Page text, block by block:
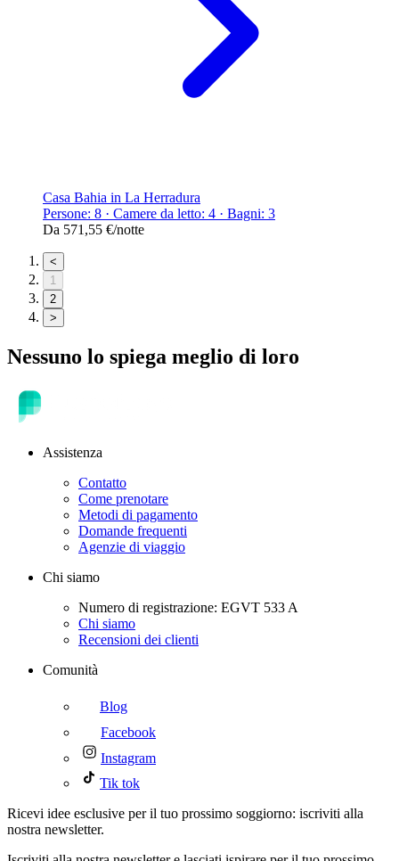
Casa Bahia in La Herradura
Persone: 8 · Camere da letto: 4 · Bagni: 3
Da 571,55 €/notte
<
1
2
>
Nessuno lo spiega meglio di loro
Assistenza
Contatto
Come prenotare
Metodi di pagamento
Domande frequenti
Agenzie di viaggio
Chi siamo
Numero di registrazione: EGVT 533 A
Chi siamo
Recensioni dei clienti
Comunità
Blog
Facebook
Instagram
Tik tok
Ricevi idee esclusive per il tuo prossimo soggiorno: iscriviti alla
nostra newsletter.